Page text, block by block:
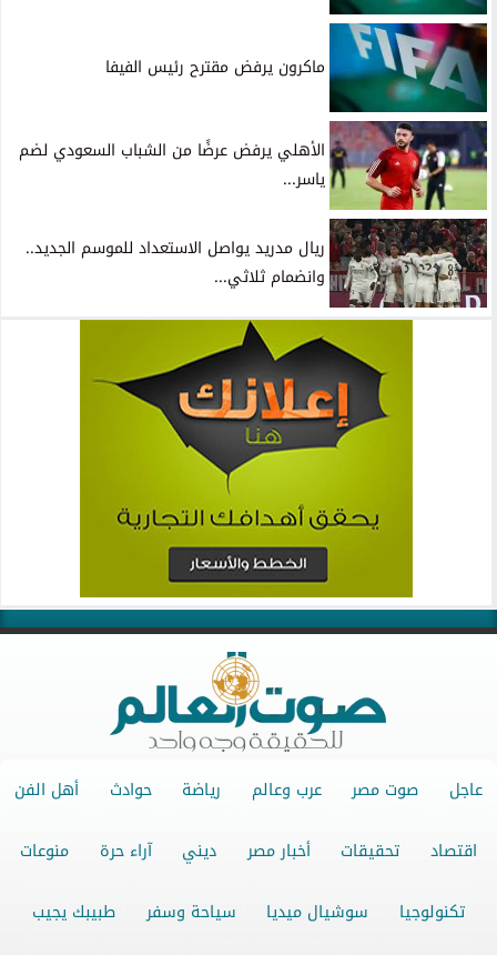
ماكرون يرفض مقترح رئيس الفيفا
الأهلي يرفض عرضًا من الشباب السعودي لضم
ياسر...
ريال مدريد يواصل الاستعداد للموسم الجديد..
وانضمام ثلاثي...
عاجل صوت مصر عرب وعالم رياضة حوادث أهل الفن
اقتصاد تحقيقات أخبار مصر ديني آراء حرة منوعات
تكنولوجيا سوشيال ميديا سياحة وسفر طبيبك يجيب